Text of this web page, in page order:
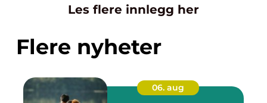
Les flere innlegg her
Flere nyheter
06. aug